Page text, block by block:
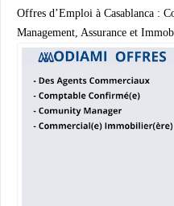
Offres d’Emploi à Casablanca :
Management, Assurance et